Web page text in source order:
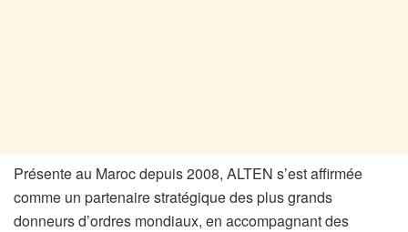
Présente au Maroc depuis 2008, ALTEN s’est affirmée
comme un partenaire stratégique des plus grands
donneurs d’ordres mondiaux, en accompagnant des